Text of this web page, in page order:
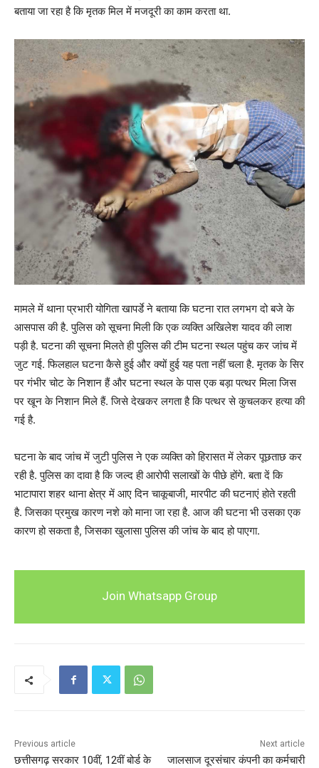
बताया जा रहा है कि मृतक मिल में मजदूरी का काम करता था.
मामले में थाना प्रभारी योगिता खापर्डे ने बताया कि घटना रात लगभग दो बजे के
आसपास की है. पुलिस को सूचना मिली कि एक व्यक्ति अखिलेश यादव की लाश
पड़ी है. घटना की सूचना मिलते ही पुलिस की टीम घटना स्थल पहुंच कर जांच में
जुट गई. फिलहाल घटना कैसे हुई और क्यों हुई यह पता नहीं चला है. मृतक के सिर
पर गंभीर चोट के निशान हैं और घटना स्थल के पास एक बड़ा पत्थर मिला जिस
पर खून के निशान मिले हैं. जिसे देखकर लगता है कि पत्थर से कुचलकर हत्या की
गई है.
घटना के बाद जांच में जुटी पुलिस ने एक व्यक्ति को हिरासत में लेकर पूछताछ कर
रही है. पुलिस का दावा है कि जल्द ही आरोपी सलाखों के पीछे होंगे. बता दें कि
भाटापारा शहर थाना क्षेत्र में आए दिन चाकूबाजी, मारपीट की घटनाएं होते रहती
है. जिसका प्रमुख कारण नशे को माना जा रहा है. आज की घटना भी उसका एक
कारण हो सकता है, जिसका खुलासा पुलिस की जांच के बाद हो पाएगा.
Join Whatsapp Group
Previous article
छत्तीसगढ़ सरकार 10वीं, 12वीं बोर्ड के
Next article
जालसाज दूरसंचार कंपनी का कर्मचारी